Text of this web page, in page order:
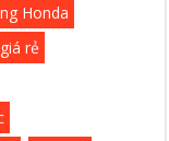
Honda
rẻ